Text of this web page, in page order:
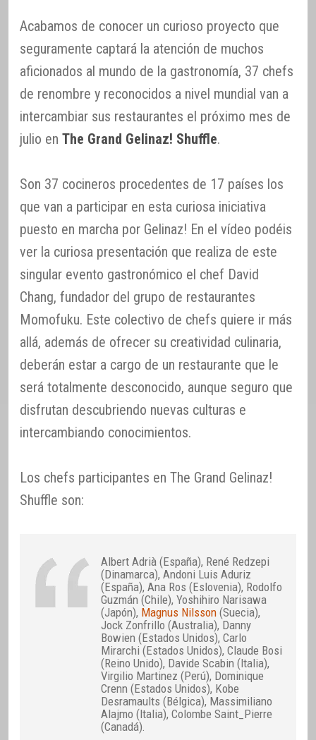
Acabamos de conocer un curioso proyecto que
seguramente captará la atención de muchos
aficionados al mundo de la gastronomía, 37 chefs
de renombre y reconocidos a nivel mundial van a
intercambiar sus restaurantes el próximo mes de
julio en The Grand Gelinaz! Shuffle.
Son 37 cocineros procedentes de 17 países los
que van a participar en esta curiosa iniciativa
puesto en marcha por Gelinaz! En el vídeo podéis
ver la curiosa presentación que realiza de este
singular evento gastronómico el chef David
Chang, fundador del grupo de restaurantes
Momofuku. Este colectivo de chefs quiere ir más
allá, además de ofrecer su creatividad culinaria,
deberán estar a cargo de un restaurante que le
será totalmente desconocido, aunque seguro que
disfrutan descubriendo nuevas culturas e
intercambiando conocimientos.
Los chefs participantes en The Grand Gelinaz!
Shuffle son:
Albert Adrià (España), René Redzepi
(Dinamarca), Andoni Luis Aduriz
(España), Ana Ros (Eslovenia), Rodolfo
Guzmán (Chile), Yoshihiro Narisawa
(Japón), Magnus Nilsson (Suecia),
Jock Zonfrillo (Australia), Danny
Bowien (Estados Unidos), Carlo
Mirarchi (Estados Unidos), Claude Bosi
(Reino Unido), Davide Scabin (Italia),
Virgilio Martinez (Perú), Dominique
Crenn (Estados Unidos), Kobe
Desramaults (Bélgica), Massimiliano
Alajmo (Italia), Colombe Saint_Pierre
(Canadá).